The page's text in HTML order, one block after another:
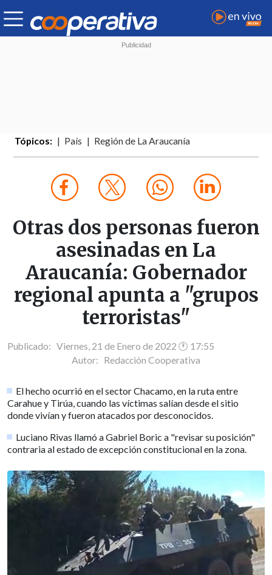
Tópicos: País Región de La Araucanía
Otras dos personas fueron
asesinadas en La
Araucanía: Gobernador
regional apunta a "grupos
terroristas"
Publicado: Viernes, 21 de Enero de 2022 🕐 17:55
Autor: Redacción Cooperativa
El hecho ocurrió en el sector Chacamo, en la ruta entre
Carahue y Tirúa, cuando las víctimas salían desde el sitio
donde vivían y fueron atacados por desconocidos.
Luciano Rivas llamó a Gabriel Boric a "revisar su posición"
contraria al estado de excepción constitucional en la zona.